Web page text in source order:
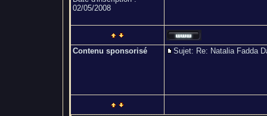
02/05/2008
Contenu sponsorisé Sujet: Re: Natalia Fadda